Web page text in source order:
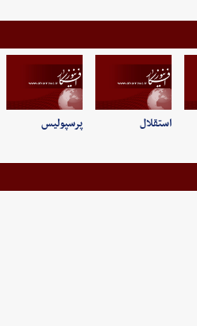
استقلال پرسپولیس